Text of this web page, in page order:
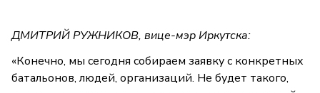
ДМИТРИЙ РУЖНИКОВ, вице-мэр Иркутска:
«Конечно, мы сегодня собираем заявку с конкретных
батальонов, людей, организаций. Не будет такого,